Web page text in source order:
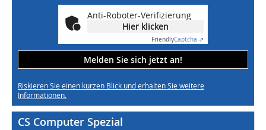
Anti-Roboter-Verifizierung
Hier klicken
FriendlyCaptcha ⇗
Melden Sie sich jetzt an!
Riskieren Sie einen kurzen Blick und erhalten Sie weitere
Informationen.
CS Computer Spezial